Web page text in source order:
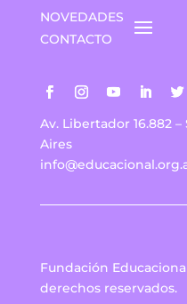
NOVEDADES
CONTACTO
Av. Libertador 16.882
Aires
Fundación
derechos reservados.